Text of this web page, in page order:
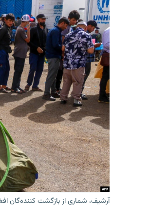
آرشیف، شماری از بازگشت کننده‌گان